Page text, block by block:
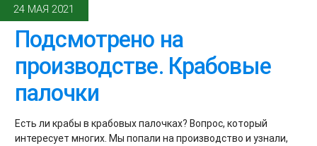
24 МАЯ 2021
Подсмотрено на
производстве. Крабовые
палочки
Есть ли крабы в крабовых палочках? Вопрос, который
интересует многих. Мы попали на производство и узнали,